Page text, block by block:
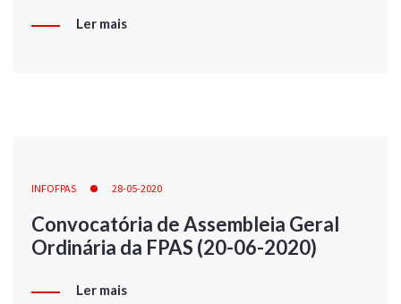
Ler mais
INFOFPAS 28-05-2020
Convocatória de Assembleia Geral
Ordinária da FPAS (20-06-2020)
Ler mais